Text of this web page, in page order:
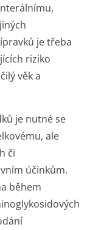
je třeba
riziko
věk a
je nutné se
ale
či
účinkům.
během